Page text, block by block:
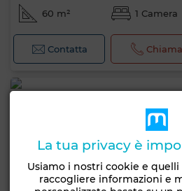
60 m² 1 Camera
Contatta Chiama
La tua privacy è
Usiamo i nostri cookie e
raccogliere informazioni e